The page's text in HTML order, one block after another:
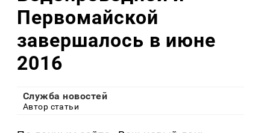
Первомайской
завершалось в июне
2016
Служба новостей
Автор статьи